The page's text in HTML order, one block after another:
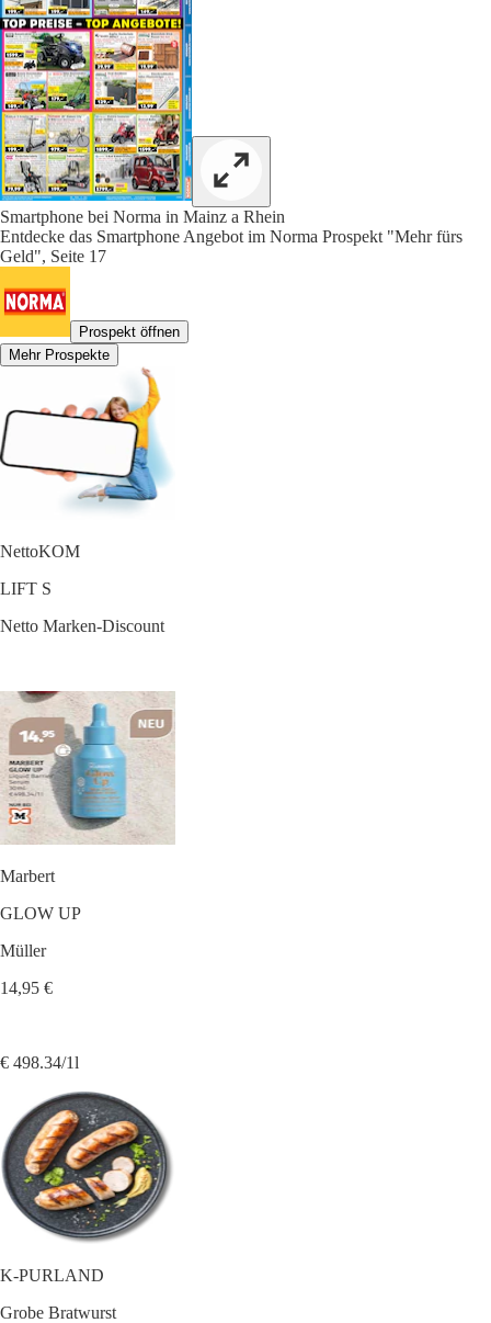
Smartphone bei Norma in Mainz a Rhein
Entdecke das Smartphone Angebot im Norma Prospekt "Mehr fürs
Geld", Seite 17
Prospekt öffnen
Mehr Prospekte
NettoKOM
LIFT S
Netto Marken-Discount
Marbert
GLOW UP
Müller
14,95 €
€ 498.34/1l
K-PURLAND
Grobe Bratwurst